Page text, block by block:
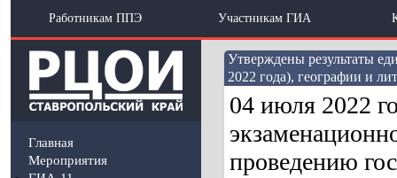
Работникам ППЭ Участникам ГИА
Главная
Мероприятия
Утверждены результаты
2022 года), географии и
04 июля 2022
проведению